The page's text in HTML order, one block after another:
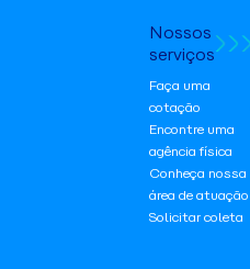
Nossos
serviços
Faça uma
cotação
Encontre uma
agência física
Conheça nossa
área de atuação
Solicitar coleta